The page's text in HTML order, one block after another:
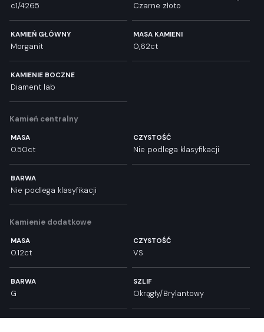
c1/4265 Czarne złoto
KAMIEŃ GŁÓWNY
Morganit
MASA KAMIENI
0,62ct
KAMIENIE BOCZNE
Diament lab
Kamień centralny
MASA
0.50ct
CZYSTOŚĆ
Nie podlega klasyfikacji
BARWA
Nie podlega klasyfikacji
Kamienie dodatkowe
MASA
0.12ct
CZYSTOŚĆ
VS
BARWA
G
SZLIF
Okrągły/Brylantowy